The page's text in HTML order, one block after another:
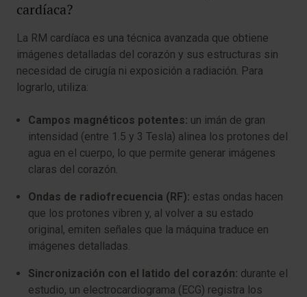
cardíaca?
La RM cardíaca es una técnica avanzada que obtiene
imágenes detalladas del corazón y sus estructuras sin
necesidad de cirugía ni exposición a radiación. Para
lograrlo, utiliza:
Campos magnéticos potentes: un imán de gran
intensidad (entre 1.5 y 3 Tesla) alinea los protones del
agua en el cuerpo, lo que permite generar imágenes
claras del corazón.
Ondas de radiofrecuencia (RF): estas ondas hacen
que los protones vibren y, al volver a su estado
original, emiten señales que la máquina traduce en
imágenes detalladas.
Sincronización con el latido del corazón: durante el
estudio, un electrocardiograma (ECG) registra los